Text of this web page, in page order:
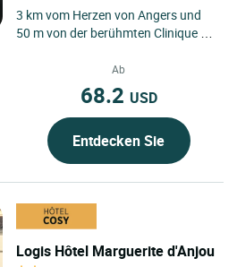
3 km vom Herzen von Angers und
50 m von der berühmten Clinique de
Logis Hôtel-Restaurant...
Ab
68.2 USD
Entdecken Sie
Logis Hôtel Marguerite d'Anjou